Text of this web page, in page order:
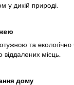
у дикій природі.
та
віддалених місць.
дому